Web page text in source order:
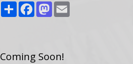
Share FacebookMastodon
Coming Soon!